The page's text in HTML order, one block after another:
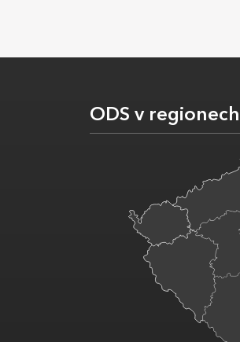
ODS v regionech